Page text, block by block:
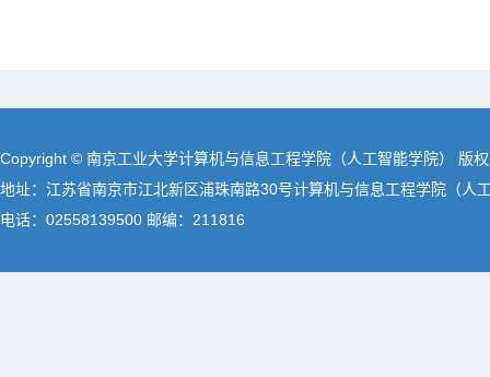
Copyright © 南京工业大学计算机与信息工程学院（人工智能学院） 版
地址：江苏省南京市江北新区浦珠南路30号计算机与信息工程学院（人
电话：02558139500 邮编：211816